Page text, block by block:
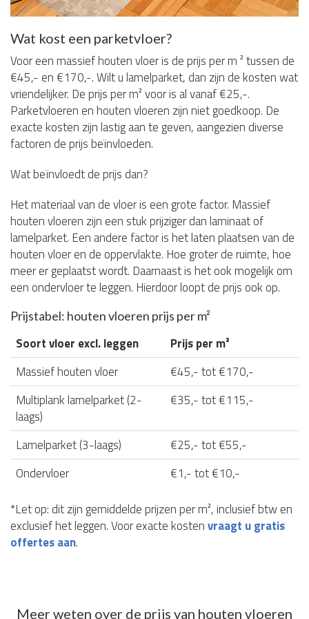
Wat kost een parketvloer?
Voor een massief houten vloer is de prijs per m ² tussen de
€45,- en €170,-. Wilt u lamelparket, dan zijn de kosten wat
vriendelijker. De prijs per m² voor is al vanaf €25,-.
Parketvloeren en houten vloeren zijn niet goedkoop. De
exacte kosten zijn lastig aan te geven, aangezien diverse
factoren de prijs beïnvloeden.
Wat beïnvloedt de prijs dan?
Het materiaal van de vloer is een grote factor. Massief
houten vloeren zijn een stuk prijziger dan laminaat of
lamelparket. Een andere factor is het laten plaatsen van de
houten vloer en de oppervlakte. Hoe groter de ruimte, hoe
meer er geplaatst wordt. Daarnaast is het ook mogelijk om
een ondervloer te leggen. Hierdoor loopt de prijs ook op.
Prijstabel: houten vloeren prijs per m²
Soort vloer excl. leggen
Prijs per m²
Massief houten vloer
€45,- tot €170,-
Multiplank lamelparket (2-
laags)
€35,- tot €115,-
Lamelparket (3-laags)
€25,- tot €55,-
Ondervloer
€1,- tot €10,-
*Let op: dit zijn gemiddelde prijzen per m², inclusief btw en
exclusief het leggen. Voor exacte kostenvraagt u gratis
offertes aan.
Meer weten over de prijs van houten vloeren